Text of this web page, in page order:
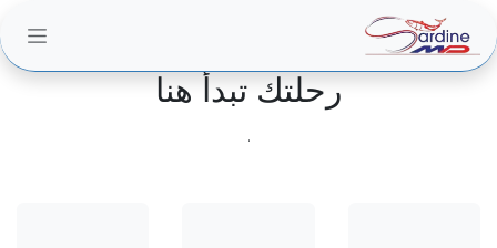
تخطي للذهاب إلى المحتوى
رحلتك تبدأ هنا
.